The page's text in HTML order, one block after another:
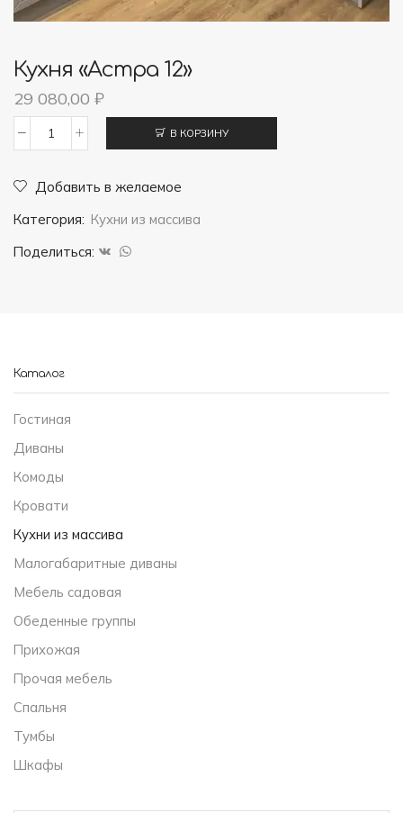
Кухня «Астра 12»
29 080,00 ₽
Кухня
"Астра
12"
В КОРЗИНУ
Добавить в желаемое
Категория: Кухни из массива
Поделиться:
Каталог
Гостиная
Диваны
Комоды
Кровати
Кухни из массива
Малогабаритные диваны
Мебель садовая
Обеденные группы
Прихожая
Прочая мебель
Спальня
Тумбы
Шкафы